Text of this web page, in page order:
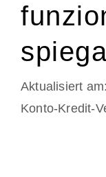
Konto-Kredit-